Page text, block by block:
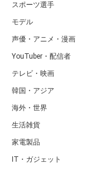
スポーツ選手
モデル
声優・アニメ・漫画
YouTuber・配信者
テレビ・映画
韓国・アジア
海外・世界
生活雑貨
家電製品
IT・ガジェット